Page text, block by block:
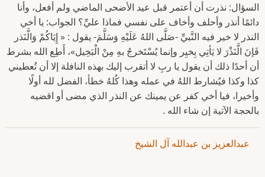
السؤال: نذرت أن أعتمر قبل عيد الأضحى الماضي ولم أفعل، وأنا
دائمًا أنذر وأحلف وأخاف على نفسي فماذا عليِّ؟ الجواب: يا أخي
النذر لا خير فيه النَّبيِّ -صَلَّى اللهُ عَلَيْهِ وَسَلَّمَ- يقول : « إِيَاكُمْ وَالَّنَذر
فَإنَ الَّنَذْرَ لا يَأتِي بِخيِر وإنما يُسْتَخرجُ بهِ مِنْ الْبَخِيل»، أَطِع الله بشرط
أن أحدًا ذلك أن يقول يا ربِ لا أتقرب إليك بهذه النافلة إلا أن تُعطيني
كذا وكذا فيُشارط اللهُ في عمله وهذا كُلهُ خطأ، الفضل لله أولًا
وأخيرا، فيا أخي كفر عن يمينك عن النذر الذي مضى أو اقضيه
بالحجة الآتية إن شاء الله .
عبدالعزيز بن عبدالله آل الشيخ